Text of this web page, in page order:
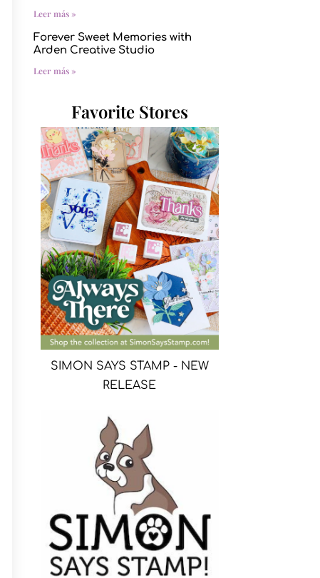
Leer más »
Forever Sweet Memories with
Arden Creative Studio
Leer más »
Favorite Stores
SIMON SAYS STAMP - NEW
RELEASE